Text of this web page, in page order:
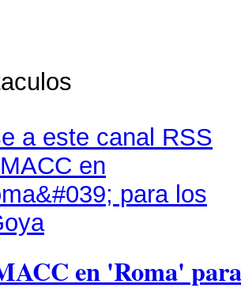
a este canal RSS
en 'Roma'